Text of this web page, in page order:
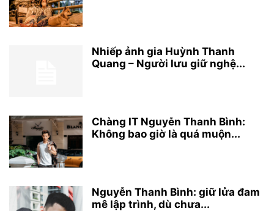
Nhiếp ảnh gia Huỳnh Thanh
Quang – Người lưu giữ nghệ...
Chàng IT Nguyễn Thanh Bình:
Không bao giờ là quá muộn...
Nguyễn Thanh Bình: giữ lửa đam
mê lập trình, dù chưa...